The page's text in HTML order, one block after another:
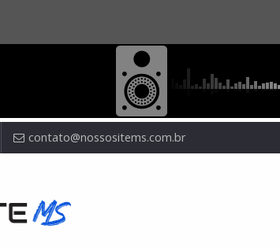
contato@nossositems.com.br